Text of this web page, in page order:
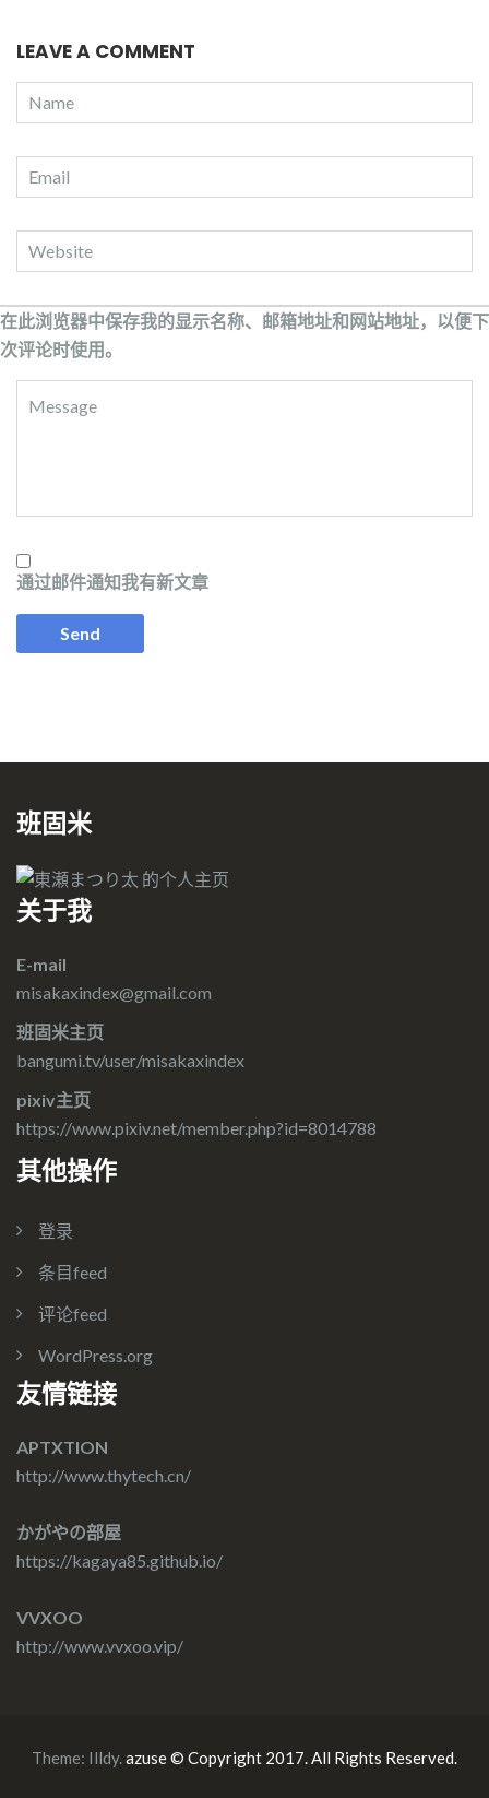
LEAVE A COMMENT
在此浏览器中保存我的显示名称、邮箱地址和网站地址，以便下
次评论时使用。
通过邮件通知我有新文章
班固米
关于我
E-mail
misakaxindex@gmail.com
班固米主页
bangumi.tv/user/misakaxindex
pixiv主页
https://www.pixiv.net/member.php?id=8014788
其他操作
登录
条目feed
评论feed
WordPress.org
友情链接
APTXTION
http://www.thytech.cn/
かがやの部屋
https://kagaya85.github.io/
VVXOO
http://www.vvxoo.vip/
Theme: Illdy.azuse © Copyright 2017. All Rights Reserved.